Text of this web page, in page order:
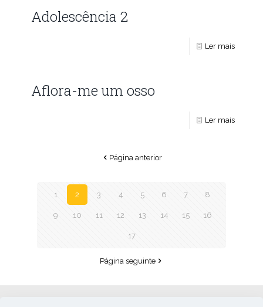
Adolescência 2
Ler mais
Aflora-me um osso
Ler mais
Página anterior
1 2 3 4 5 6 7 8
9 10 11 12 13 14 15 16
17
Página seguinte